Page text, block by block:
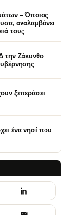
– Όποιος
αναλαμβάνει
τους
την Ζάκυνθο
ξεπεράσει
ένα νησί που